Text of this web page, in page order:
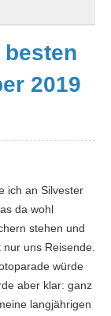
besten
2019
ich an Silvester
da wohl
stehen und
uns Reisende.
würde
aber klar: ganz
langjährigen